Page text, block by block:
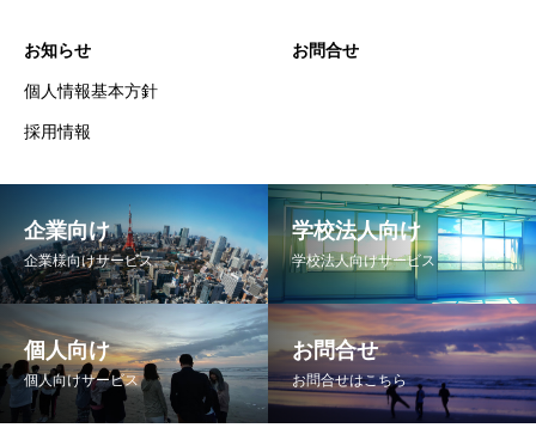
お知らせ
個人情報基本方針
採用情報
お問合せ
企業向け
企業様向けサービス
学校法人向け
学校法人向けサービス
個人向け
個人向けサービス
お問合せ
お問合せはこちら